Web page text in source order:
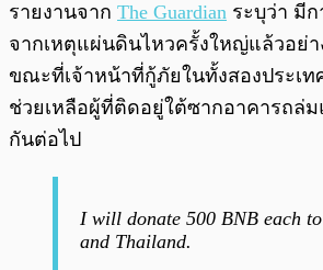
รายงานจาก The Guardian ระบุว่า มี
จากเหตุแผ่นดินไหวครั้งใหญ่แล้วอย่า
ขณะที่เจ้าหน้าที่กู้ภัยในทั้งสองประเท
ช่วยเหลือผู้ที่ติดอยู่ใต้ซากอาคารถล่
กันต่อไป
I will donate 500 BNB each
and Thailand.